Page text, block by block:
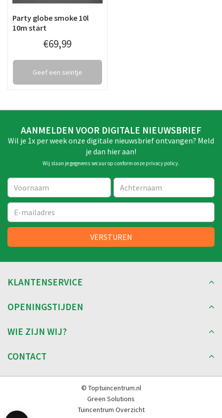
Party globe smoke 10l
10m start
€69,99
Geef een seintje
AANMELDEN VOOR DIGITALE NIEUWSBRIEF
Wil je 1x per week onze digitale nieuwsbrief ontvangen? Meld
je dan hier aan!
Wij slaan je gegevens secuur op conform onze privacy policy.
KLANTENSERVICE
OPENINGSTIJDEN
WIE ZIJN WIJ?
CONTACT
© Toptuincentrum.nl
Green Solutions
Tuincentrum Overzicht